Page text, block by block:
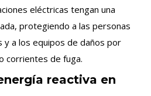
eléctricas tengan una
protegiendo a las personas
y a los equipos de daños por
corrientes de fuga.
reactiva en